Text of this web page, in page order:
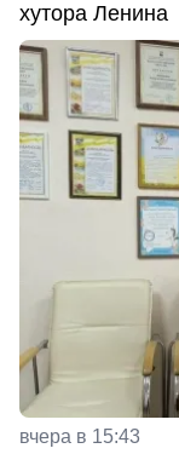
хутора Ленина
вчера в 15:43